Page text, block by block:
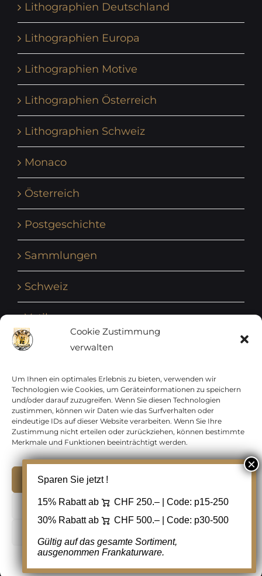
Cookie Zustimmung
verwalten
Um Ihnen ein optimales Erlebnis zu bieten, verwenden wir
Technologien wie Cookies, um Geräteinformationen zu speichern
und/oder darauf zuzugreifen. Wenn Sie diesen Technologien
zustimmen, können wir Daten wie das Surfverhalten oder
eindeutige IDs auf dieser Website verarbeiten. Wenn Sie Ihre
Zustimmung nicht erteilen oder zurückziehen, können bestimmte
Merkmale und Funktionen beeinträchtigt werden.
Ablehnen
Lithographien Deutschland
Lithographien Europa
Lithographien Motive
Lithographien Österreich
Lithographien Schweiz
Monaco
Österreich
Postgeschichte
Sammlungen
Schweiz
Vatikan
Vereinte Nationen
Vorphilatelie
Zensurbelege Österreich
Zensurbelege Schweiz
Copyright 2012 - 2024 URAY GmbH | All Rights
Reserved |
PCI Data Security Standards |
Facebook
Sparen Sie jetzt !
15% Rabatt ab CHF 250.– | Code: p15-250
30% Rabatt ab
CHF 500.– | Code: p30-500
Gültig auf das gesamte Sortiment,
ausgenommen Frankaturware.